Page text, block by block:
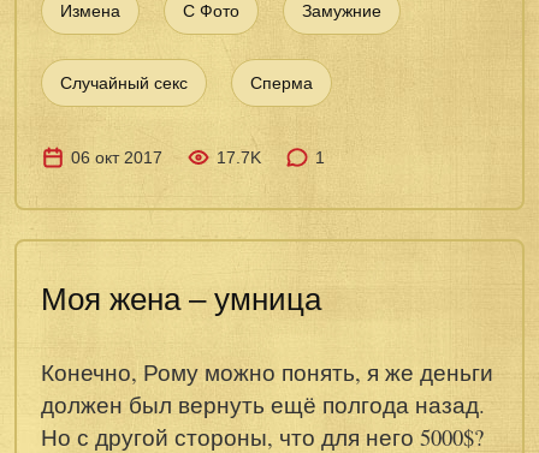
Измена С Фото Замужние
Случайный секс Сперма
06 окт 2017 17.7K 1
Моя жена – умница
Конечно, Рому можно понять, я же деньги
должен был вернуть ещё полгода назад.
Но с другой стороны, что для него 5000$?